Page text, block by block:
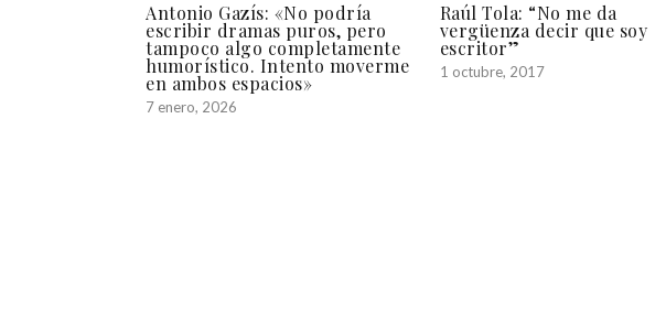
Antonio Gazís: «No podría
escribir dramas puros, pero
tampoco algo completamente
humorístico. Intento moverme
en ambos espacios»
7 enero, 2026
Raúl Tola: “No me da
vergüenza decir que soy
escritor”
1 octubre, 2017